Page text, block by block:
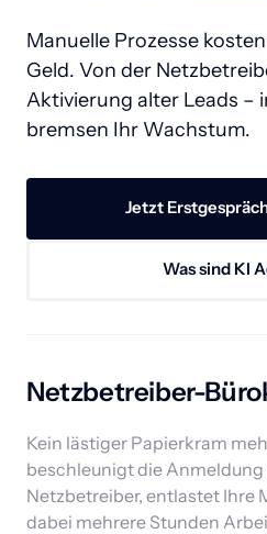
Manuelle Prozesse
Geld. Von der
Aktivierung alter Leads –
bremsen Ihr Wachstum.
Jetzt
Was sind KI
Netzbetreiber-
Kein lästiger Papierkram
beschleunigt die
Netzbetreiber, entlastet Ihre
dabei mehrere Stunden